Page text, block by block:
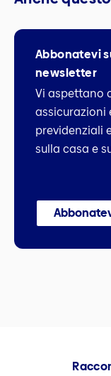
Abbonatevi
newsletter
Vi aspettano
assicurazioni
previdenziali
sulla casa e